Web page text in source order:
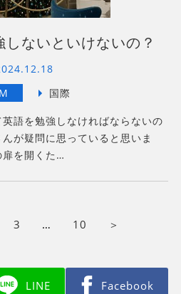
ないといけないの？
英語を勉強しなければならないの
が疑問に思っていると思いま
扉を開くた…
3 … 10 ＞
LINE Facebook